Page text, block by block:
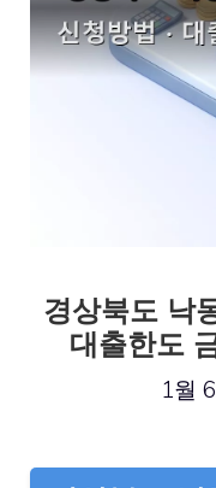
경상북도 낙
대출한도
1월